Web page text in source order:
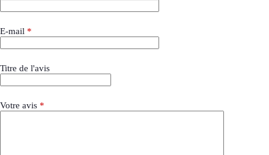
E-mail *
Titre de l'avis
Votre avis *